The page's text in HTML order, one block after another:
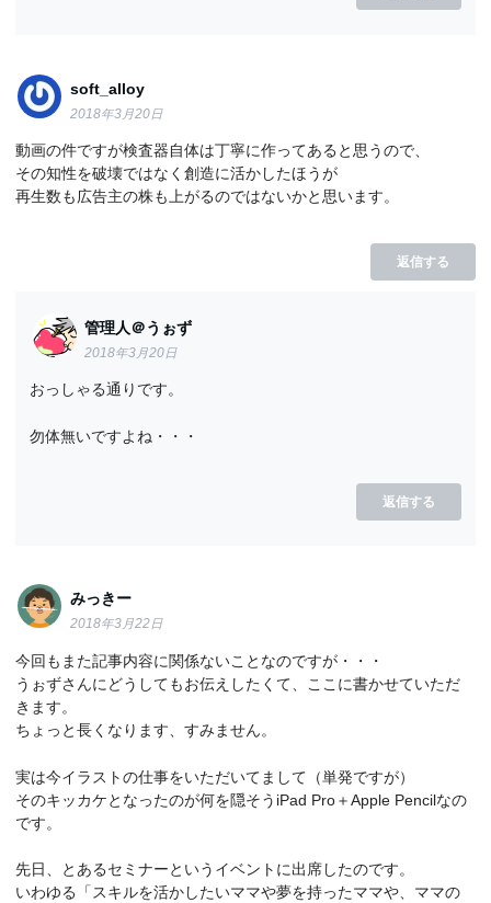
soft_alloy
2018年3月20日
動画の件ですが検査器自体は丁寧に作ってあると思うので、
その知性を破壊ではなく創造に活かしたほうが
再生数も広告主の株も上がるのではないかと思います。
返信する
管理人＠うぉず
2018年3月20日
おっしゃる通りです。
勿体無いですよね・・・
返信する
みっきー
2018年3月22日
今回もまた記事内容に関係ないことなのですが・・・
うぉずさんにどうしてもお伝えしたくて、ここに書かせていただ
きます。
ちょっと長くなります、すみません。
実は今イラストの仕事をいただいてまして（単発ですが）
そのキッカケとなったのが何を隠そうiPad Pro＋Apple Pencilなの
です。
先日、とあるセミナーというイベントに出席したのです。
いわゆる「スキルを活かしたいママや夢を持ったママや、ママの